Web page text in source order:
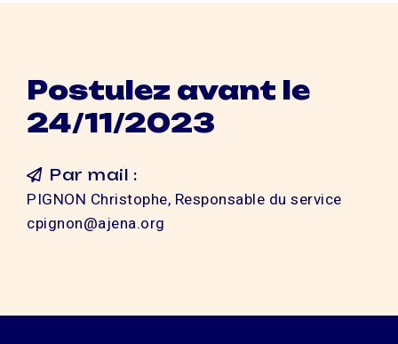
Postulez avant le
24/11/2023
Par mail :
PIGNON Christophe, Responsable du service
cpignon@ajena.org